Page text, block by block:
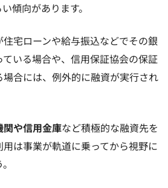
傾向があります。
宅ローンや給与振込などでその銀
いる場合や、信用保証協会の保証
合には、例外的に融資が実行され
関や信用金庫など積極的な融資先を
は事業が軌道に乗ってから視野に